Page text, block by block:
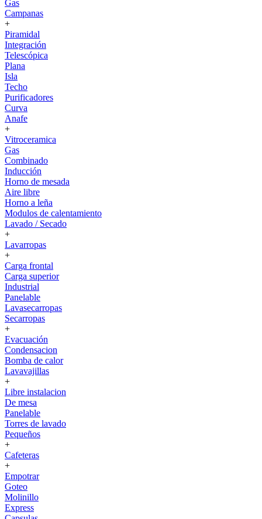
Gas
Campanas
+
Piramidal
Integración
Telescópica
Plana
Isla
Techo
Purificadores
Curva
Anafe
+
Vitroceramica
Gas
Combinado
Inducción
Horno de mesada
Aire libre
Horno a leña
Modulos de calentamiento
Lavado / Secado
+
Lavarropas
+
Carga frontal
Carga superior
Industrial
Panelable
Lavasecarropas
Secarropas
+
Evacuación
Condensacion
Bomba de calor
Lavavajillas
+
Libre instalacion
De mesa
Panelable
Torres de lavado
Pequeños
+
Cafeteras
+
Empotrar
Goteo
Molinillo
Express